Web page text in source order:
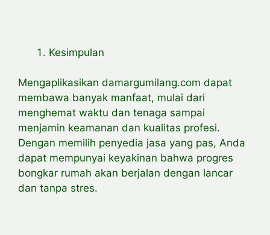
Kesimpulan
Mengaplikasikan damargumilang.com dapat
membawa banyak manfaat, mulai dari
menghemat waktu dan tenaga sampai
menjamin keamanan dan kualitas profesi.
Dengan memilih penyedia jasa yang pas, Anda
dapat mempunyai keyakinan bahwa progres
bongkar rumah akan berjalan dengan lancar
dan tanpa stres.